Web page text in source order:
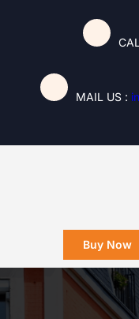
MAIL US :
Buy Now